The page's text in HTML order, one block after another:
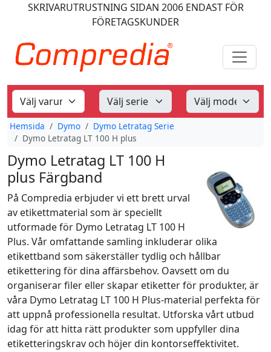
SKRIVARUTRUSTNING SIDAN 2006ENDAST FÖR
FÖRETAGSKUNDER
Hemsida Dymo
Dymo Letratag Serie
Dymo Letratag LT 100 H plus
Dymo Letratag LT 100 H
plus Färgband
På Compredia erbjuder vi ett brett urval
av etikettmaterial som är speciellt
utformade för Dymo Letratag LT 100 H
Plus. Vår omfattande samling inkluderar olika
etikettband som säkerställer tydlig och hållbar
etikettering för dina affärsbehov. Oavsett om du
organiserar filer eller skapar etiketter för produkter, är
våra Dymo Letratag LT 100 H Plus-material perfekta för
att uppnå professionella resultat. Utforska vårt utbud
idag för att hitta rätt produkter som uppfyller dina
etiketteringskrav och höjer din kontorseffektivitet.